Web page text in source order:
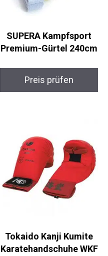
SUPERA Kampfsport
240cm
Preis prüfen
Karatehandschuhe
WKF